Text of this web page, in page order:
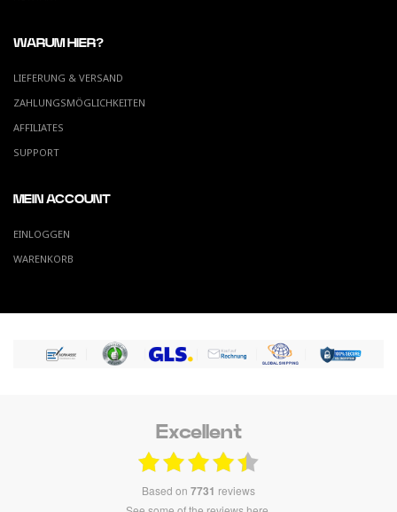
WARUM HIER?
LIEFERUNG & VERSAND
ZAHLUNGSMÖGLICHKEITEN
AFFILIATES
SUPPORT
MEIN ACCOUNT
EINLOGGEN
WARENKORB
Excellent
based on 7731 reviews